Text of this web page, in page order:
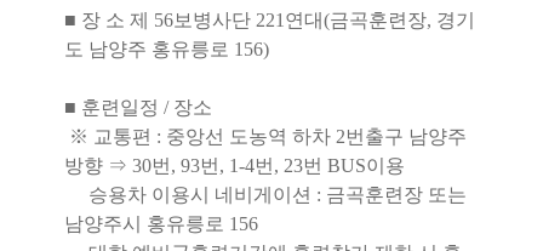
■ 장 소 제 56보병사단 221연대(금곡훈련장, 경기
도 남양주 홍유릉로 156)
■ 훈련일정 / 장소
※ 교통편 : 중앙선 도농역 하차 2번출구 남양주
방향 ⇒ 30번, 93번, 1-4번, 23번 BUS이용
승용차 이용시 네비게이션 : 금곡훈련장 또는
남양주시 홍유릉로 156